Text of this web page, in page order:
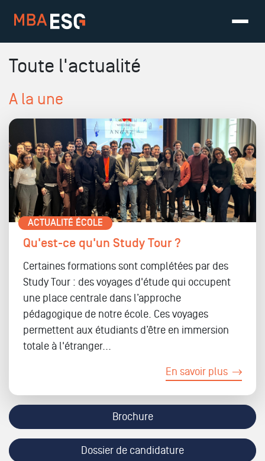
Toute l'actualité
A la une
ACTUALITÉ ÉCOLE
Qu'est-ce qu'un Study Tour ?
Certaines formations sont complétées par des
Study Tour : des voyages d'étude qui occupent
une place centrale dans l’approche
pédagogique de notre école. Ces voyages
permettent aux étudiants d’être en immersion
totale à l'étranger...
En savoir plus
Brochure
Dossier de candidature